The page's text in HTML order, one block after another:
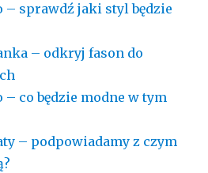
– sprawdź jaki styl będzie
– odkryj fason do
– co będzie modne w tym
– podpowiadamy z czym